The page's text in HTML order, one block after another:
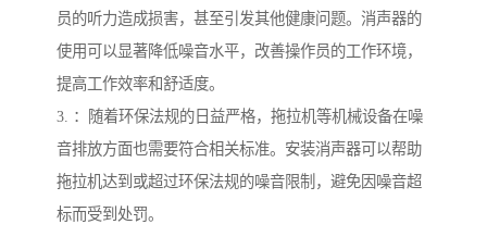
员的听力造成损害，甚至引发其他健康问题。消声器的
使用可以显著降低噪音水平，改善操作员的工作环境，
提高工作效率和舒适度。
3. ：随着环保法规的日益严格，拖拉机等机械设备在噪
音排放方面也需要符合相关标准。安装消声器可以帮助
拖拉机达到或超过环保法规的噪音限制，避免因噪音超
标而受到处罚。